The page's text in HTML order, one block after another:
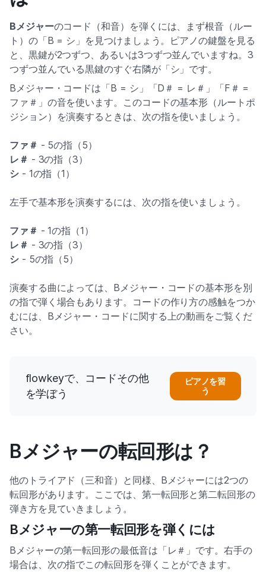
Bメジャーのコード（和音）を弾くには、まず根音（ルー
ト）の「B = シ」を見つけましょう。ピアノの鍵盤を見る
と、黒鍵が2つずつ、あるいは3つずつ並んでいますね。3
つずつ並んでいる黒鍵のすぐ右隣が「シ」です。
Bメジャー・コードは「B = シ」「D＃ = レ＃」「F＃ =
ファ＃」の音を使います。このコードの基本形（ルートポ
ジション）を演奏するときは、次の指を使いましょう。
ファ＃ - 5の指（5）
レ＃ - 3の指（3）
シ- 1の指（1）
左手で基本形を演奏するには、次の指を使いましょう。
ファ＃ - 1の指（1）
レ＃ - 3の指（3）
シ- 5の指（5）
演奏する曲によっては、Bメジャー・コードの基本形を別
の指で弾く場合もあります。コードの作り方の感触をつか
むには、Bメジャー・コードに関する上の動画をご覧くだ
さい。
flowkeyで、コードその他
を学ぼう
ピアノを習
う
Bメジャーの転回形は？
他のトライアド（三和音）と同様、Bメジャーには2つの
転回形があります。ここでは、第一転回形と第二転回形の
弾き方を見ていきましょう。
Bメジャーの第一転回形を弾くには
Bメジャーの第一転回形の最低音は「レ＃」です。右手の
場合は、次の指でこの転回形を弾くことができます。